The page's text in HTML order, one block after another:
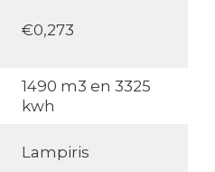
€0,273
1490 m3 en 3325
kwh
Lampiris